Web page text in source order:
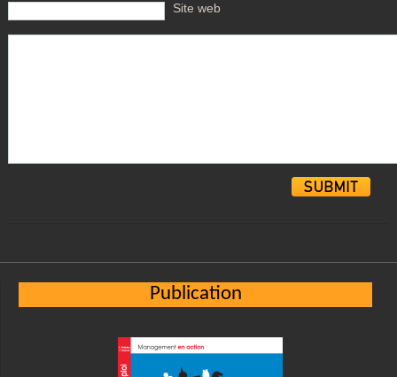
Site web
Publication